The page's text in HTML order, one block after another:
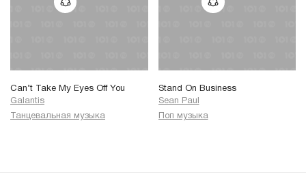
Can’t Take My Eyes Off You
Galantis
Танцевальная музыка
Stand On Business
Sean Paul
Поп музыка